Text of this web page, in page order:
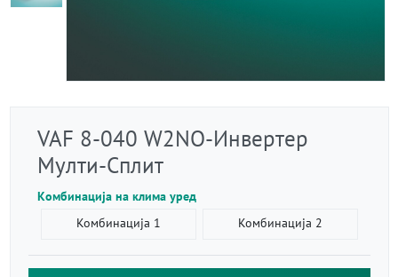
VAF 8-040 W2NO-Инвертер
Мулти-Сплит
Комбинација на клима уред
Комбинација 1
Комбинација 2